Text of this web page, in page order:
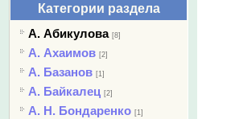
Категории раздела
А. Абикулова [8]
А. Ахаимов [2]
А. Базанов [1]
А. Байкалец [2]
А. Н. Бондаренко [1]